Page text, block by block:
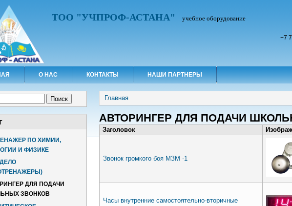
ТОО "УЧПРОФ-АСТАНА" учебное оборудование
+7
О НАС КОНТАКТЫ НАШИ ПАРТНЕРЫ
ПО ХИМИИ,
И ФИЗИКЕ
ДЛЯ ПОДАЧИ
ЗВОНКОВ
Вы здесь
Главная
АВТОРИНГЕР ДЛЯ ПОДАЧИ
Заголовок
Звонок громкого боя МЗМ -1
Часы внутренние самостоятельно-вторичные